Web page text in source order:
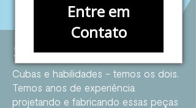
Entre em
Contato
Shapes
Cubas e habilidades - temos os dois.
Temos anos de experiência
projetando e fabricando essas peças